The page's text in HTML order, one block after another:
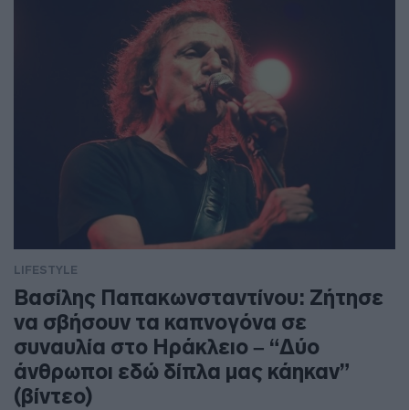
LIFESTYLE
Βασίλης Παπακωνσταντίνου: Ζήτησε
να σβήσουν τα καπνογόνα σε
συναυλία στο Ηράκλειο – “Δύο
άνθρωποι εδώ δίπλα μας κάηκαν”
(βίντεο)